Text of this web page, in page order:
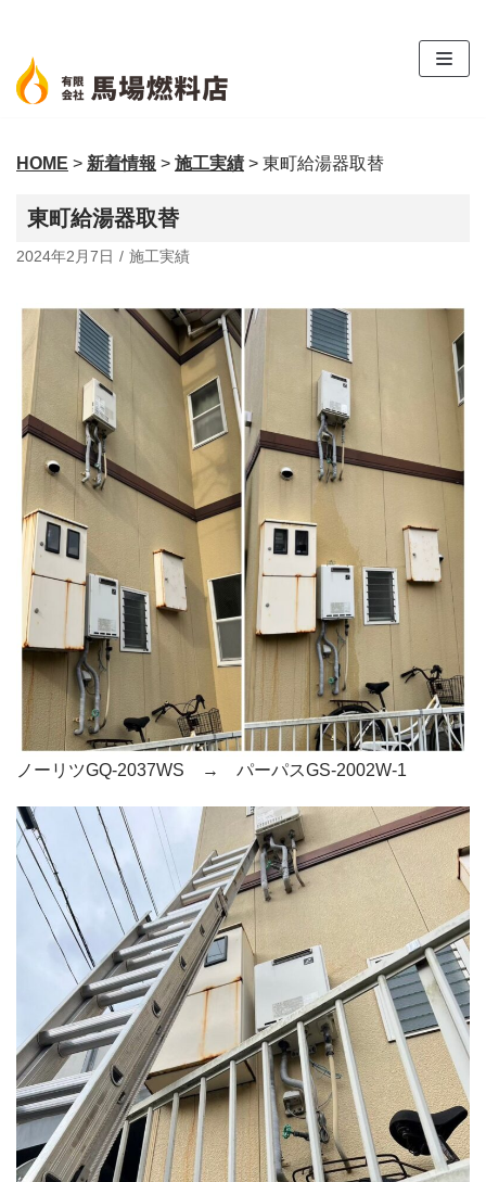
ン
テ
ン
へ
キ
ッ
HOME > 新着情報 > 施工実績 > 東町給湯器取替
東町給湯器取替
2024年2月7日 施工実績
ノーリツGQ-2037WS → パーパスGS-2002W-1